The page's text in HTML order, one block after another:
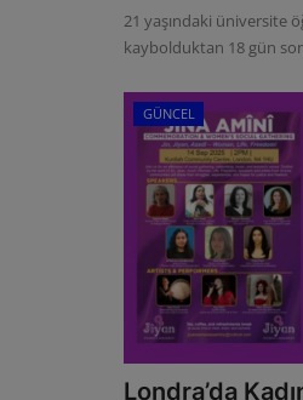
21 yaşındaki üniversite
kaybolduktan 18 gün
GÜNCEL
Londra’da